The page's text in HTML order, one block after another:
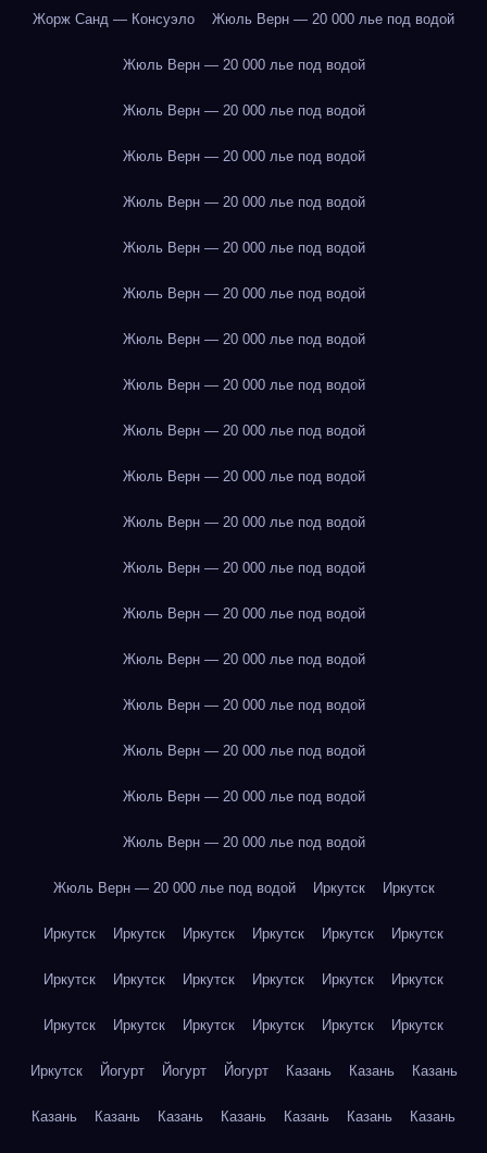
Жорж Санд — Консуэло Жюль Верн — 20 000 лье под водой
Жюль Верн — 20 000 лье под водой
Жюль Верн — 20 000 лье под водой
Жюль Верн — 20 000 лье под водой
Жюль Верн — 20 000 лье под водой
Жюль Верн — 20 000 лье под водой
Жюль Верн — 20 000 лье под водой
Жюль Верн — 20 000 лье под водой
Жюль Верн — 20 000 лье под водой
Жюль Верн — 20 000 лье под водой
Жюль Верн — 20 000 лье под водой
Жюль Верн — 20 000 лье под водой
Жюль Верн — 20 000 лье под водой
Жюль Верн — 20 000 лье под водой
Жюль Верн — 20 000 лье под водой
Жюль Верн — 20 000 лье под водой
Жюль Верн — 20 000 лье под водой
Жюль Верн — 20 000 лье под водой
Жюль Верн — 20 000 лье под водой
Жюль Верн — 20 000 лье под водой Иркутск Иркутск
Иркутск Иркутск Иркутск Иркутск Иркутск Иркутск
Иркутск Иркутск Иркутск Иркутск Иркутск Иркутск
Иркутск Иркутск Иркутск Иркутск Иркутск Иркутск
Иркутск Йогурт Йогурт Йогурт Казань Казань Казань
Казань Казань Казань Казань Казань Казань Казань